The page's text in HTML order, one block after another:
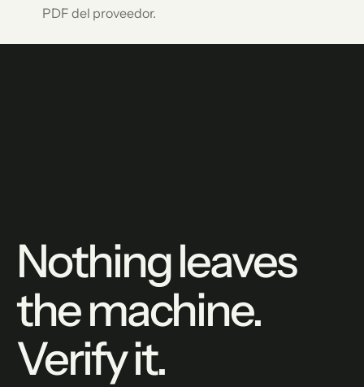
PDF del proveedor.
Nothing leaves
the machine.
Verify it.